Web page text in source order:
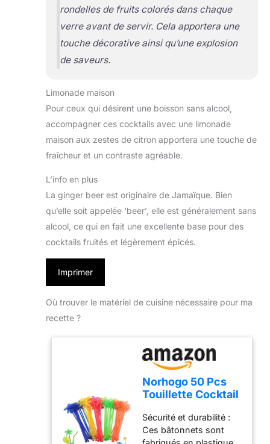
rondelles de fruits colorés dans chaque
verre avant de servir. Cela apportera une
touche décorative ainsi qu’une explosion
de saveurs.
Limonade maison
Pour ceux qui désirent une boisson sans alcool,
accompagner ces cocktails avec une limonade
maison aux zestes de citron apportera une touche de
fraîcheur et un contraste agréable.
L’info en plus
La ginger beer est originaire de Jamaïque. Bien
qu’elle soit appelée ‘beer’, elle est généralement sans
alcool, ce qui en fait une excellente base pour des
cocktails fruités et légèrement épicés.
Imprimer
Où trouver le matériel de cuisine nécessaire pour ma
recette ?
Norhogo 50 Pcs
Touillette Cocktail
Boissons, Café,
17.6cm
Sécurité et durabilité :
Ces bâtonnets sont